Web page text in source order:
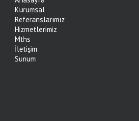
Kurumsal
Referanslarımız
Hizmetlerimiz
Mths
İletişim
Sunum